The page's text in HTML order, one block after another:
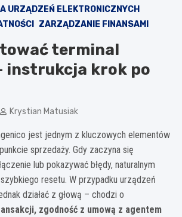
URZĄDZEŃ ELEKTRONICZNYCH
ZARZĄDZANIE FINANSAMI
terminal
instrukcja krok po
Krystian Matusiak
jest jednym z kluczowych elementów
sprzedaży. Gdy zaczyna się
lub pokazywać błędy, naturalnym
resetu. W przypadku urządzeń
działać z głową – chodzi o
zgodność z umową z agentem